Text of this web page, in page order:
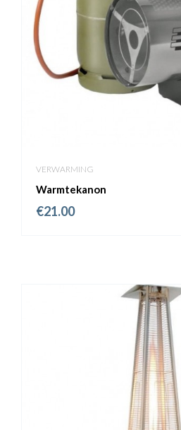
VERWARMING
Warmtekanon
€21.00